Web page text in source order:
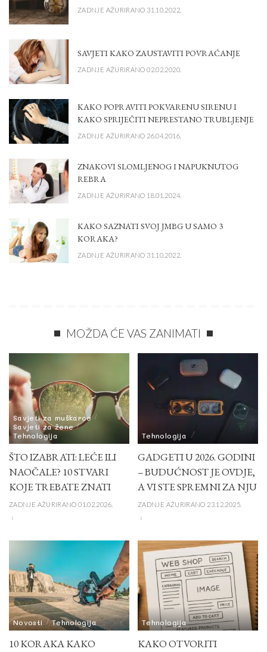
ZADNJE AŽURIRANO 31.10.2022.
SAVJETI KAKO ZAUSTAVITI POVRAĆANJE
ZADNJE AŽURIRANO 02.02.2020.
KAKO POPRAVITI POKVARENU SIRENU I
KAKO SPRIJEČITI NEPRESTANO TRUBLJENJE
ZADNJE AŽURIRANO 26.04.2016.
ZNAKOVI SLOMLJENOG I NAPUKNUTOG
REBRA
ZADNJE AŽURIRANO 18.01.2024.
KAKO SAZNATI SVOJ JMBG U SAMO 3
KORAKA?
ZADNJE AŽURIRANO 31.10.2022.
MOŽDA ĆE VAS ZANIMATI
Savjeti za muškarce
Savjeti za žene
Tehnologija
ŠTO IZABRATI: LEĆE ILI
NAOČALE? 10 STVARI
KOJE TREBATE ZNATI
ZADNJE AŽURIRANO 01.02.2026.
Tehnologija
GADGETI U 2026. GODINI
– BUDUĆNOST JE OVDJE,
A VI STE SPREMNI ZA NJU
ZADNJE AŽURIRANO 23.12.2025.
Novosti Tehnologija
10 KORAKA KAKO
Tehnologija
KAKO OTVORITI